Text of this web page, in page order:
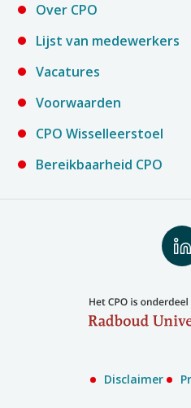
Over CPO
Lijst van medewerkers
Vacatures
Voorwaarden
CPO Wisselleerstoel
Bereikbaarheid CPO
Disclaimer